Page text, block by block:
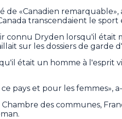
de «Canadien
transcendaient le sport
connu Dryden lorsqu'il était
sur les dossiers de garde
était un homme à l'esprit
pays et pour les femmes»,
des communes,